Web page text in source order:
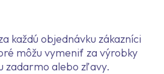
každú objednávku zákazníci
môžu vymeniť za výrobky
zadarmo alebo zľavy.